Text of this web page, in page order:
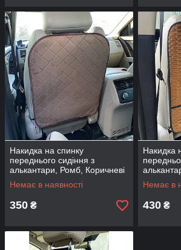
Накидка на спинку
переднього сидіння з
алькантари, Ромб, Коричневі
Немає в наявності
350 ₴
Накидка
замші),
стільники
Немає в
430 ₴